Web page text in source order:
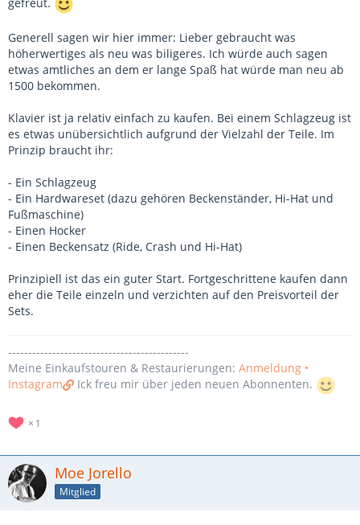
gefreut.
Generell sagen wir hier immer: Lieber gebraucht was
höherwertiges als neu was biligeres. Ich würde auch sagen
etwas amtliches an dem er lange Spaß hat würde man neu ab
1500 bekommen.
Klavier ist ja relativ einfach zu kaufen. Bei einem Schlagzeug ist
es etwas unübersichtlich aufgrund der Vielzahl der Teile. Im
Prinzip braucht ihr:
- Ein Schlagzeug
- Ein Hardwareset (dazu gehören Beckenständer, Hi-Hat und
Fußmaschine)
- Einen Hocker
- Einen Beckensatz (Ride, Crash und Hi-Hat)
Prinzipiell ist das ein guter Start. Fortgeschrittene kaufen dann
eher die Teile einzeln und verzichten auf den Preisvorteil der
Sets.
---------------------------------------------
Meine Einkaufstouren & Restaurierungen: Anmeldung •
Instagram
Ick freu mir über jeden neuen Abonnenten.
1
Moe Jorello
Mitglied